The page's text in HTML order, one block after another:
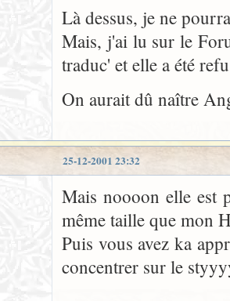
Là dessus, je ne
Mais, j'ai lu sur le
traduc' et elle a été
On aurait dû naître
25-12-2001 23:32
Mais noooon elle est
même taille que mon
Puis vous avez ka
concentrer sur le